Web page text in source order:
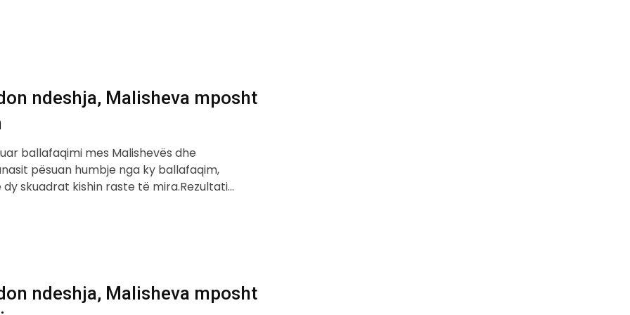
ndeshja, Malisheva mposht
ballafaqimi mes Malishevës dhe
pësuan humbje nga ky ballafaqim,
skuadrat kishin raste të mira.Rezultati…
ndeshja, Malisheva mposht